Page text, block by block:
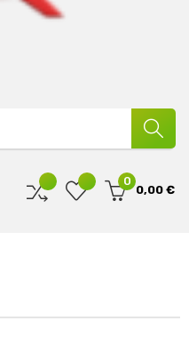
0
0,00 €